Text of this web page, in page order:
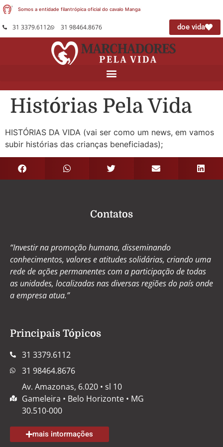
Somos a entidade filantrópica oficial do cavalo Mangal
31 3379.6112 31 98464.8676 doe vida
Histórias Pela Vida
HISTÓRIAS DA VIDA (vai ser como um news, em vamos
subir histórias das crianças beneficiadas);
Contatos
“Investir na promoção humana, disseminando
conhecimentos, valores e atitudes solidárias, criando uma
rede de ações permanentes com a participação de todas
as unidades, localizadas nas diversas regiões do país onde
a empresa atua.”
Principais Tópicos
31 3379.6112
31 98464.8676
Av. Amazonas, 6.020 • sl 10
Gameleira • Belo Horizonte • MG
30.510-000
mais intormações